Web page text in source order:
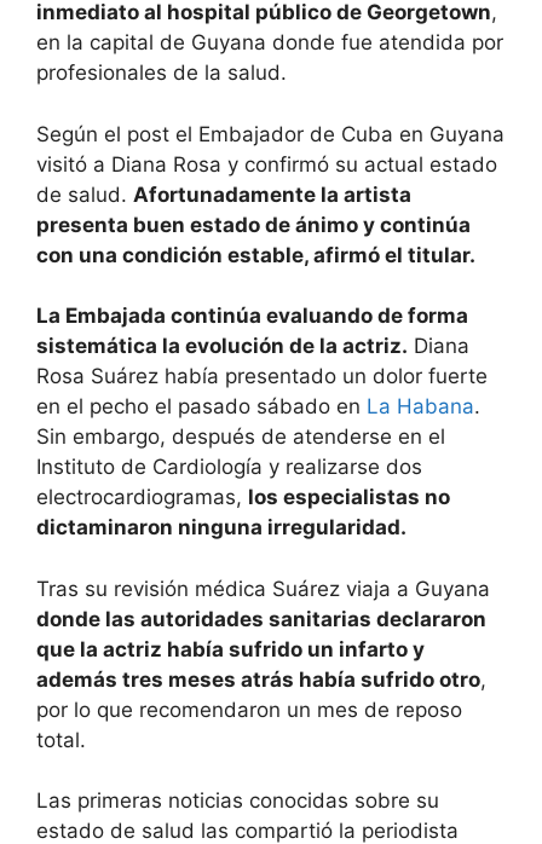
inmediato al hospital público de Georgetown,
en la capital de Guyana donde fue atendida por
profesionales de la salud.
Según el post el Embajador de Cuba en Guyana
visitó a Diana Rosa y confirmó su actual estado
de salud. Afortunadamente la artista
presenta buen estado de ánimo y continúa
con una condición estable, afirmó el titular.
La Embajada continúa evaluando de forma
sistemática la evolución de la actriz. Diana
Rosa Suárez había presentado un dolor fuerte
en el pecho el pasado sábado en La Habana.
Sin embargo, después de atenderse en el
Instituto de Cardiología y realizarse dos
electrocardiogramas, los especialistas no
dictaminaron ninguna irregularidad.
Tras su revisión médica Suárez viaja a Guyana
donde las autoridades sanitarias declararon
que la actriz había sufrido un infarto y
además tres meses atrás había sufrido otro,
por lo que recomendaron un mes de reposo
total.
Las primeras noticias conocidas sobre su
estado de salud las compartió la periodista